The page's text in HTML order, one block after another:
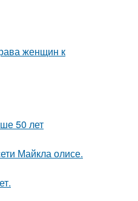
женщин к
50 лет
Майкла олисе.